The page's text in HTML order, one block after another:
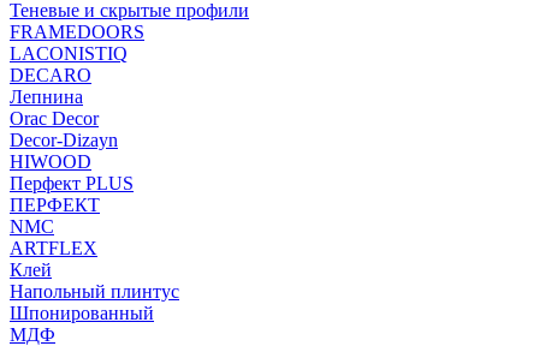
Теневые и скрытые профили
FRAMEDOORS
LACONISTIQ
DECARO
Лепнина
Orac Decor
Decor-Dizayn
HIWOOD
Перфект PLUS
ПЕРФЕКТ
NMC
ARTFLEX
Клей
Напольный плинтус
Шпонированный
МДФ